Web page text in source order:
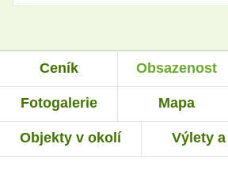
Ceník Obsazenost
Fotogalerie Mapa
Objekty v okolí Výlety